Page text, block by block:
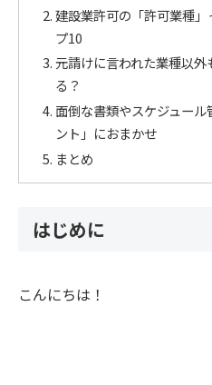
建設業許可の「許可業種
プ10
元請けに言われた業種以
る？
面倒な書類やスケジュー
ント」におまかせ
まとめ
はじめに
こんにちは！